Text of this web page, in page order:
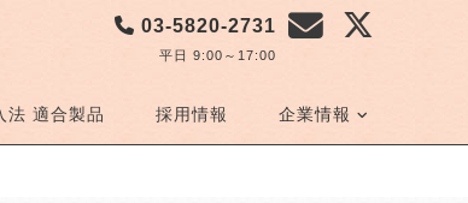
03-5820-2731
平日 9:00～17:00
法 適合製品 採用情報 企業情報